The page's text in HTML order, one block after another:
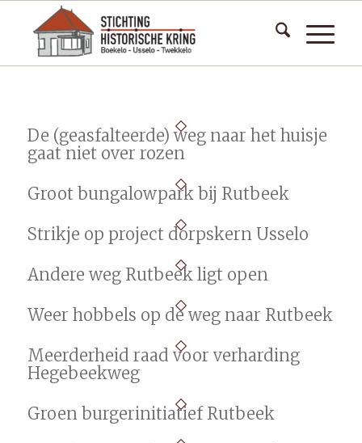
De (geasfalteerde) weg naar het huisje
gaat niet over rozen
Groot bungalowpark bij Rutbeek
Strikje op project dorpskern Usselo
Andere weg Rutbeek ligt open
Weer hobbels op de weg naar Rutbeek
Meerderheid raad voor verharding
Hegebeekweg
Groen burgerinitiatief Rutbeek